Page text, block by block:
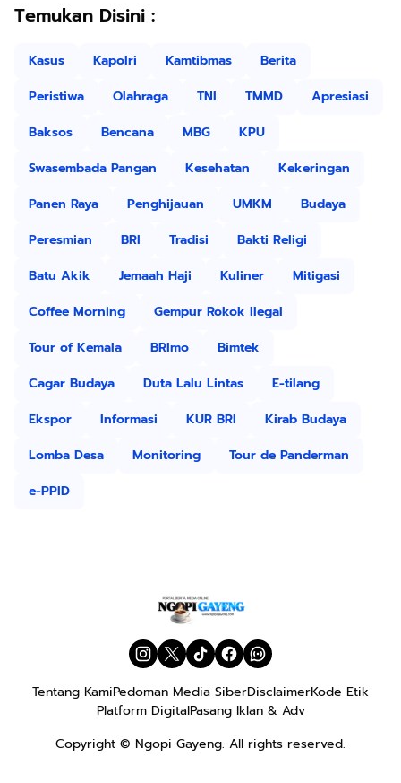
Temukan Disini :
Kasus Kapolri Kamtibmas
Berita
Peristiwa
Olahraga TNI TMMD
Apresiasi
Baksos
Bencana MBG
KPU
Swasembada Pangan
Kesehatan
Kekeringan
Panen Raya
Penghijauan UMKM
Budaya
Peresmian
BRI Tradisi
Bakti Religi
Batu Akik
Jemaah Haji Kuliner
Mitigasi
Coffee Morning
Gempur Rokok Ilegal
Tour of Kemala
BRImo
Bimtek
Cagar Budaya
Duta Lalu Lintas
E-tilang
Ekspor
Informasi KUR BRI
Kirab Budaya
Lomba Desa
Monitoring
Tour de Panderman
e-PPID
Tentang KamiPedoman Media SiberDisclaimerKode Etik
Platform DigitalPasang Iklan & Adv
Copyright © Ngopi Gayeng. All rights reserved.